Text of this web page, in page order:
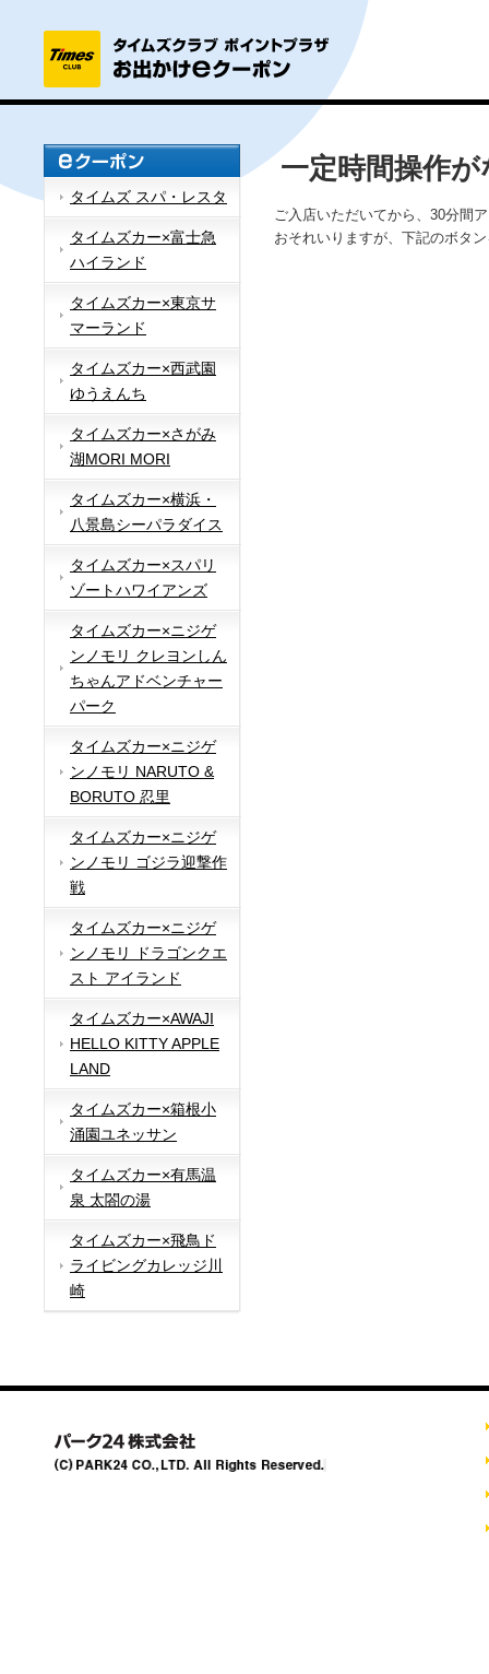
タイムズ スパ・レスタ
タイムズカー×富士急
ハイランド
タイムズカー×東京サ
マーランド
タイムズカー×西武園
ゆうえんち
タイムズカー×さがみ
湖MORI MORI
タイムズカー×横浜・
八景島シーパラダイス
タイムズカー×スパリ
ゾートハワイアンズ
タイムズカー×ニジゲ
ンノモリ クレヨンしん
ちゃんアドベンチャー
パーク
タイムズカー×ニジゲ
ンノモリ NARUTO &
BORUTO 忍里
タイムズカー×ニジゲ
ンノモリ ゴジラ迎撃作
戦
タイムズカー×ニジゲ
ンノモリ ドラゴンクエ
スト アイランド
タイムズカー×AWAJI
HELLO KITTY APPLE
LAND
タイムズカー×箱根小
涌園ユネッサン
タイムズカー×有馬温
泉 太閤の湯
タイムズカー×飛鳥ド
ライビングカレッジ川
崎
一定時間操作
ご入店いただいてから、30分間
おそれいりますが、下記のボタ